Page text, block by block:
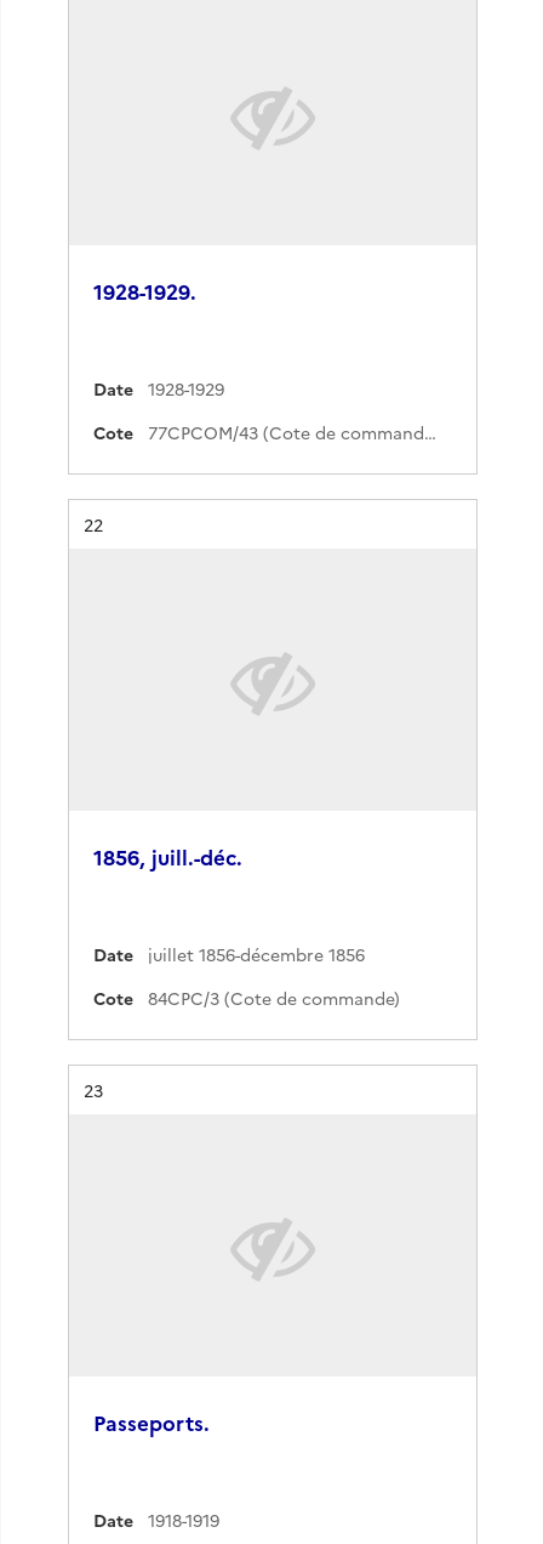
1928-1929.
Date
1928-1929
Cote
77CPCOM/43 (Cote de commande)
Résultat n°
22
1856, juill.-déc.
Date
juillet 1856-décembre 1856
Cote
84CPC/3 (Cote de commande)
Résultat n°
23
Passeports.
Date 1918-1919